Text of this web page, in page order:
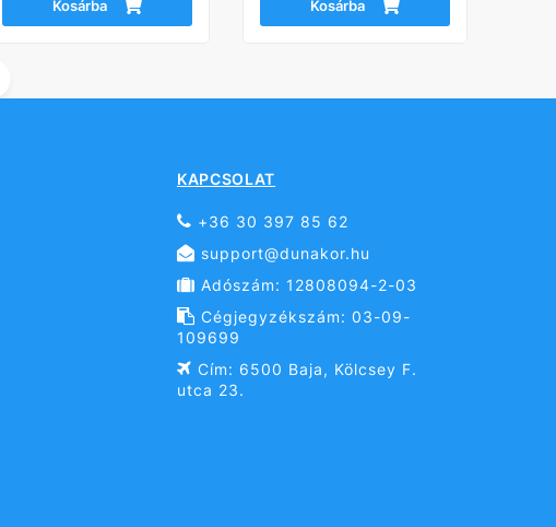
Kosárba Kosárba
KAPCSOLAT
+36 30 397 85 62
support@dunakor.hu
Adószám: 12808094-2-03
Cégjegyzékszám: 03-09-
109699
Cím: 6500 Baja, Kölcsey F.
utca 23.